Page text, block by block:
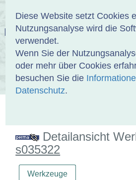
Diese Website setzt Cookies
Nutzungsanalyse wird die
verwendet.
Wenn Sie der
oder mehr über Cookies
besuchen Sie die
Datenschutz.
EINBANDDATENBANK
ÜBER UNS SAMMLUNGEN SUCHE
Detailansicht
s035322
Werkzeuge